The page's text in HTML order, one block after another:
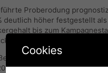
Proberodung
deutlich höher festgestellt
bis zum
des ersten
ab 8:00 Uhr statt.
Cookies